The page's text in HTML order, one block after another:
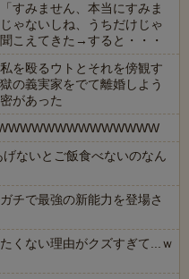
すみません、本当にすみま
ゃないしね、うちだけじゃ
こえてきた→すると・・・
を殴るウトとそれを傍観す
の義実家をでて離婚しよう
があった
げないとご飯食べないのなん
チで最強の新能力を登場さ
くない理由がクズすぎて...ｗ